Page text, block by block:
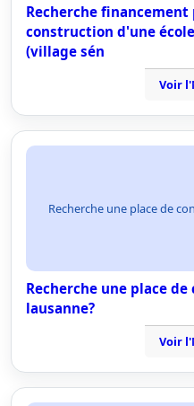
Recherche
construction d'une
(village sén
Voir
Recherche une place de
Recherche une place
lausanne?
Voir